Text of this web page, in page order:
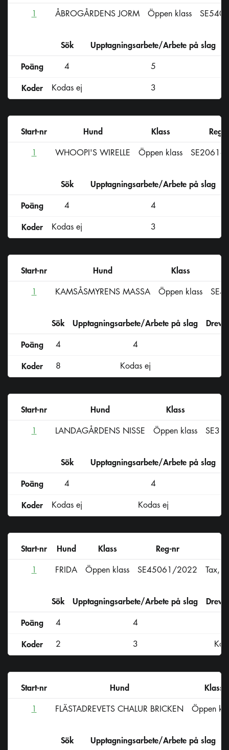
1
ÅBROGÅRDENS JORM Öppen klass
Sök Upptagningsarbete/Arbete på slag
Poäng
4
5
Koder
Kodas ej 3
Start-nr Hund Klass
Reg-
1
WHOOPI'S WIRELLE Öppen klass
Sök Upptagningsarbete/Arbete på slag
Poäng
4
4
Koder
Kodas ej 3
Start-nr Hund Klass
1
KAMSÅSMYRENS MASSA Öppen klass
Sök Upptagningsarbete/Arbete på slag
Poäng
4 4
Koder
8 Kodas ej
Start-nr Hund Klass
1
LANDAGÅRDENS NISSE Öppen klass
Sök Upptagningsarbete/Arbete på slag
Poäng
4
4
Koder
Kodas ej Kodas ej
Start-nr Hund Klass
Reg-nr
1
FRIDA Öppen klass SE45061/2022 Tax,
Sök Upptagningsarbete/Arbete på slag
Poäng
4 4
Koder
2 3
Start-nr Hund
Klass
1
FLÄSTADREVETS CHALUR BRICKEN Öppen
Sök Upptagningsarbete/Arbete på slag